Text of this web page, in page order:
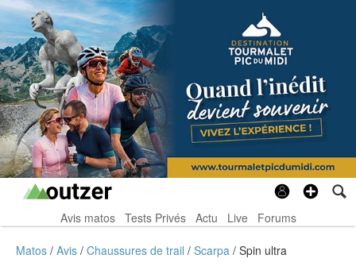
Avis matos Tests Privés Actu Live Forums
Matos Avis Chaussures de trail Scarpa Spin ultra